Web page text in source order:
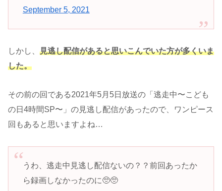
September 5, 2021
しかし、 見逃し配信があると思いこんでいた方が多くいま
した。
その前の回である2021年5月5日放送の「逃走中〜こども
の日4時間SP〜」の見逃し配信があったので、ワンピース
回もあると思いますよね…
うわ、逃走中見逃し配信ないの？？前回あったか
ら録画しなかったのに🥺🥺